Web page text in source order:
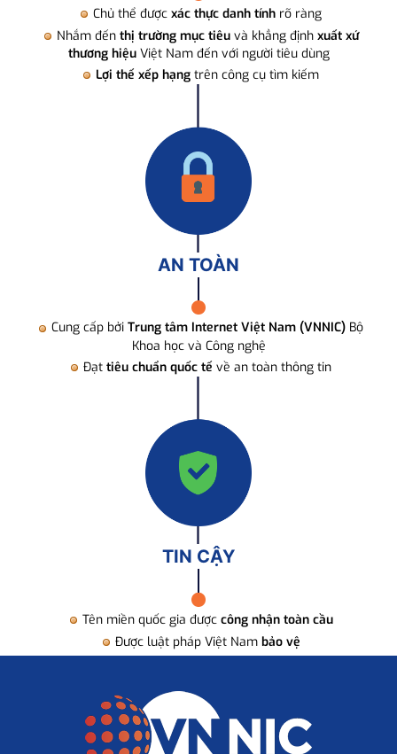
Chủ thể được xác thực danh tính rõ ràng
Nhắm đến thị trường mục tiêuvà khẳng định xuất xứ
thương hiệuViệt Nam đến với người tiêu dùng
Lợi thế xếp hạng trên công cụ tìm kiếm
AN TOÀN
Cung cấp bởi Trung tâm Internet Việt Nam (VNNIC) Bộ
Khoa học và Công nghệ
Đạt tiêu chuẩn quốc tế về an toàn thông tin
TIN CẬY
Tên miền quốc gia được công nhận toàn cầu
Được luật pháp Việt Nam bảo vệ